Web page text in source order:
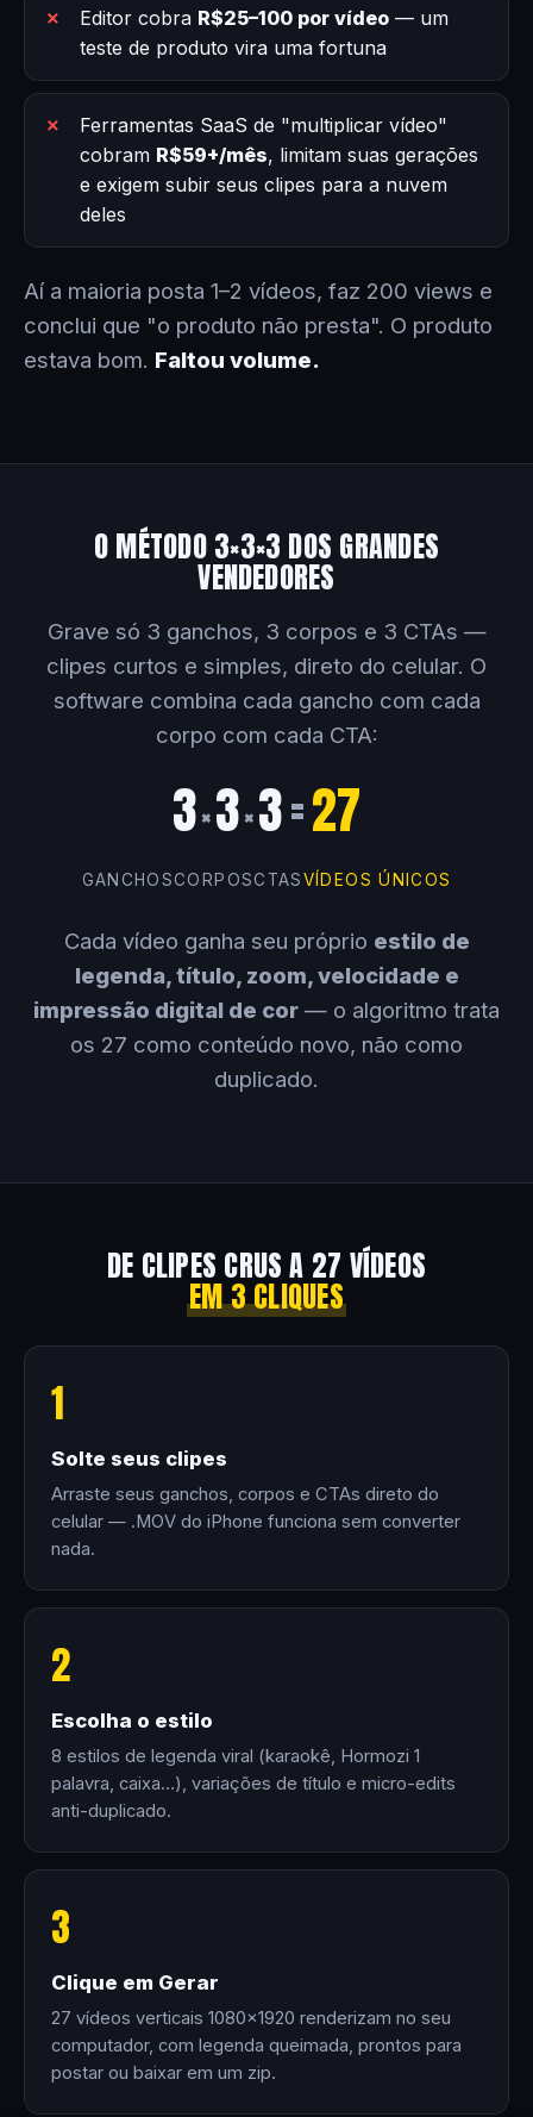
Editor cobra R$25–100 por vídeo — um
teste de produto vira uma fortuna
Ferramentas SaaS de "multiplicar vídeo"
cobram R$59+/mês, limitam suas gerações
e exigem subir seus clipes para a nuvem
deles
Aí a maioria posta 1–2 vídeos, faz 200 views e
conclui que "o produto não presta". O produto
estava bom. Faltou volume.
O MÉTODO 3×3×3 DOS GRANDES
VENDEDORES
Grave só 3 ganchos, 3 corpos e 3 CTAs —
clipes curtos e simples, direto do celular. O
software combina cada gancho com cada
corpo com cada CTA:
3×3×3=27
GANCHOSCORPOSCTASVÍDEOS ÚNICOS
Cada vídeo ganha seu próprio estilo de
legenda, título, zoom, velocidade e
impressão digital de cor — o algoritmo trata
os 27 como conteúdo novo, não como
duplicado.
DE CLIPES CRUS A 27 VÍDEOS
EM 3 CLIQUES
1
Solte seus clipes
Arraste seus ganchos, corpos e CTAs direto do
celular — .MOV do iPhone funciona sem converter
nada.
2
Escolha o estilo
8 estilos de legenda viral (karaokê, Hormozi 1
palavra, caixa…), variações de título e micro-edits
anti-duplicado.
3
Clique em Gerar
27 vídeos verticais 1080×1920 renderizam no seu
computador, com legenda queimada, prontos para
postar ou baixar em um zip.